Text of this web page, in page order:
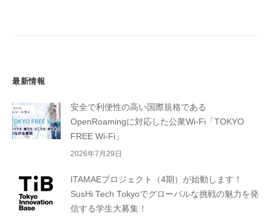
最新情報
安全で利便性の高い国際規格である
OpenRoamingに対応した公衆Wi-Fi「TOKYO
FREE Wi-Fi」
2026年7月29日
ITAMAEプロジェクト（4期）が始動します！
SusHi Tech Tokyoでグローバルな挑戦の魅力を発
信する学生大募集！